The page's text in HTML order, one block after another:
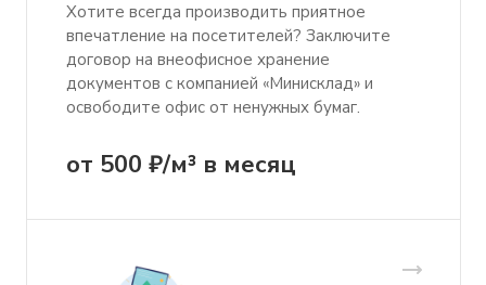
Хотите всегда производить приятное
впечатление на посетителей? Заключите
договор на внеофисное хранение
документов с компанией «Минисклад» и
освободите офис от ненужных бумаг.
от 500 ₽/м³ в месяц